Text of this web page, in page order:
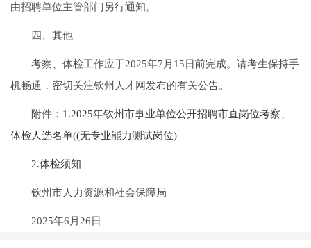
由招聘单位主管部门另行通知。
四、其他
考察、体检工作应于2025年7月15日前完成。请考生保持手
机畅通，密切关注钦州人才网发布的有关公告。
附件： 1.2025年钦州市事业单位公开招聘市直岗位考察、
体检人选名单((无专业能力测试岗位)
2.体检须知
钦州市人力资源和社会保障局
2025年6月26日